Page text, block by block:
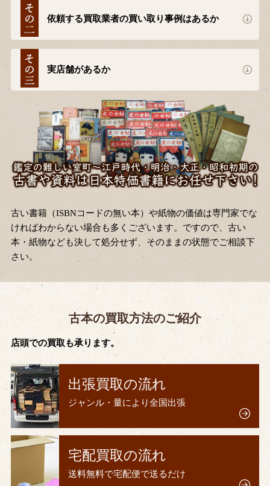
依頼する買取業者の買い取り事例はあるか
実店舗があるか
古い書籍（ISBNコードの無い本）や紙物の価値は専門家でな
ければわからない場合も多くございます。ですので、古い
本・紙物なども決して処分せず、そのままの状態でご相談下
さい。
古本の買取方法のご紹介
店頭での買取も承ります。
出張買取の流れ
ジャンル・量により全国出張
宅配買取の流れ
送料無料で宅配便で送るだけ